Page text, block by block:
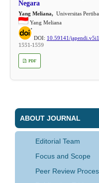
Negara
Yang Meliana,Universitas
Yang Meliana
DOI: 10.59141/
1551-1559
PDF
ABOUT JOURNAL
Editorial Team
Focus and Scope
Peer Review